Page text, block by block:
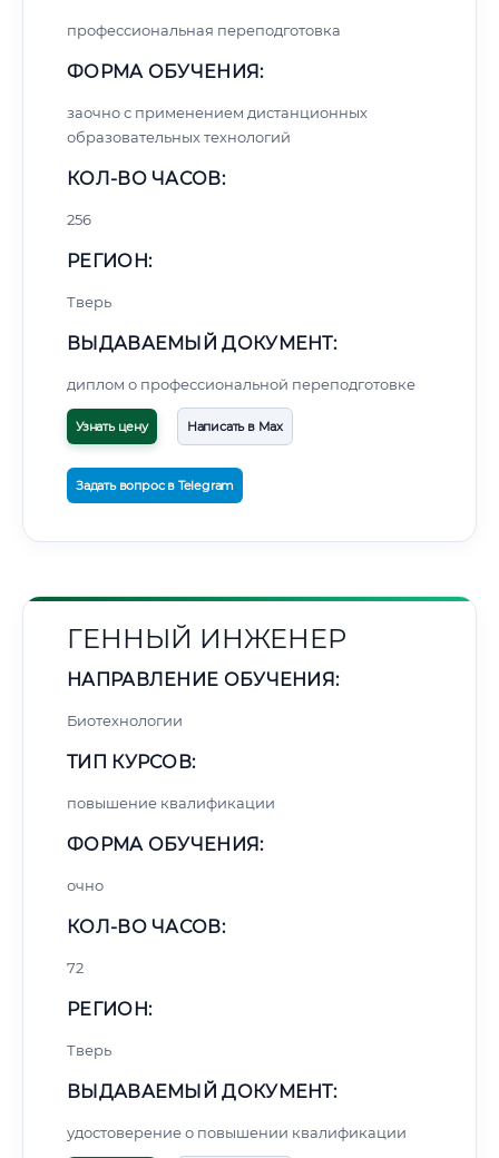
профессиональная переподготовка
ФОРМА ОБУЧЕНИЯ:
заочно с применением дистанционных
образовательных технологий
КОЛ-ВО ЧАСОВ:
256
РЕГИОН:
Тверь
ВЫДАВАЕМЫЙ ДОКУМЕНТ:
диплом о профессиональной переподготовке
Узнать цену Написать в Max
Задать вопрос в Telegram
ГЕННЫЙ ИНЖЕНЕР
НАПРАВЛЕНИЕ ОБУЧЕНИЯ:
Биотехнологии
ТИП КУРСОВ:
повышение квалификации
ФОРМА ОБУЧЕНИЯ:
очно
КОЛ-ВО ЧАСОВ:
72
РЕГИОН:
Тверь
ВЫДАВАЕМЫЙ ДОКУМЕНТ:
удостоверение о повышении квалификации